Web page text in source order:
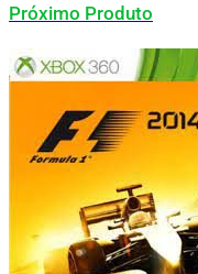
Próximo Produto